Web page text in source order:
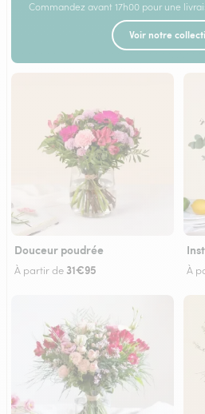
Commandez avant 17h00 pour une
Voir notre
Douceur poudrée
À partir de 31€95 À